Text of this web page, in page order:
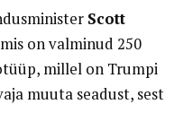
Scott
on valminud 250
millel on Trumpi
muuta seadust, sest